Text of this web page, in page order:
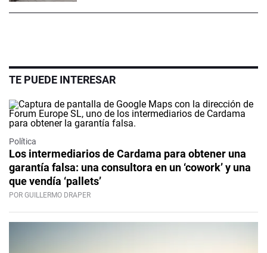
TE PUEDE INTERESAR
Política
Los intermediarios de Cardama para obtener una
garantía falsa: una consultora en un ‘cowork’ y una
que vendía ‘pallets’
POR GUILLERMO DRAPER